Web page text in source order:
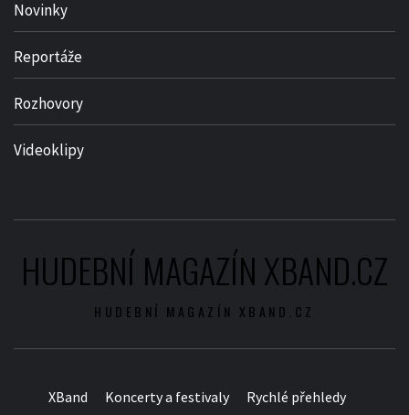
Novinky
Reportáže
Rozhovory
Videoklipy
HUDEBNÍ MAGAZÍN XBAND.CZ
HUDEBNÍ MAGAZÍN XBAND.CZ
XBand Koncerty a festivaly Rychlé přehledy